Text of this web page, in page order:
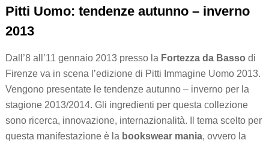
Pitti Uomo: tendenze autunno – inverno
2013
Dall’8 all’11 gennaio 2013 presso la Fortezza da Basso di
Firenze va in scena l’edizione di Pitti Immagine Uomo 2013.
Vengono presentate le tendenze autunno – inverno per la
stagione 2013/2014. Gli ingredienti per questa collezione
sono ricerca, innovazione, internazionalità. Il tema scelto per
questa manifestazione è la bookswear mania, ovvero la